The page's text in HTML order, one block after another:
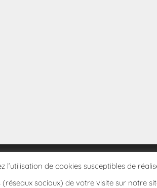
de cookies susceptibles de
sociaux) de votre visite sur notre